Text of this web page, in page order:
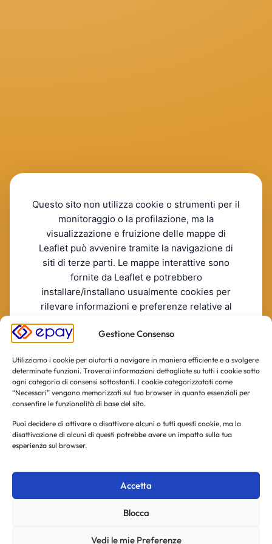
Gestione Consenso
Utilizziamo i cookie per aiutarti a navigare in maniera efficiente e a svolgere
determinate funzioni. Troverai informazioni dettagliate su tutti i cookie sotto
ogni categoria di consensi sottostanti. I cookie categorizzatati come
“Necessari” vengono memorizzati sul tuo browser in quanto essenziali per
consentire le funzionalità di base del sito.
Puoi decidere di attivare o disattivare alcuni o tutti questi cookie, ma la
disattivazione di alcuni di questi potrebbe avere un impatto sulla tua
esperienza sul browser.
Accetta
Blocca
Vedi le mie Preferenze
Questo sito non utilizza cookie o strumenti per il
monitoraggio o la profilazione, ma la
visualizzazione e fruizione delle mappe di
Leaflet può avvenire tramite la navigazione di
siti di terze parti. Le mappe interattive sono
fornite da Leaflet e potrebbero
installare/installano usualmente cookies per
rilevare informazioni e preferenze relative al
RIFIUTO
ACCONSENTO
La invitiamo a consultare le informazioni sulla privacy policy
di Leaflet incluse nella informativa estesa. [Leaflet's Privacy
Policy]